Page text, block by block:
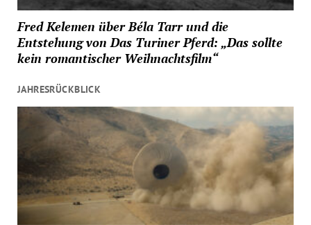
Fred Kelemen über Béla Tarr und die
Entstehung von Das Turiner Pferd: „Das sollte
kein romantischer Weihnachtsfilm“
JAHRESRÜCKBLICK